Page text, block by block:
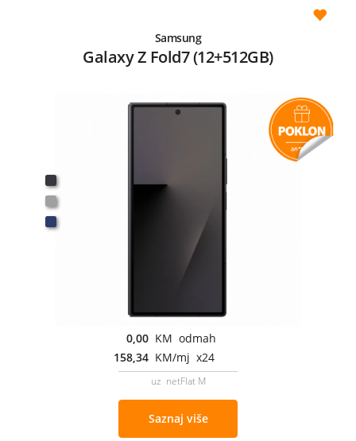
Samsung
Galaxy Z Fold7 (12+512GB)
0,00 KM odmah
158,34 KM/mj x24
uz netFlat M
Saznaj više